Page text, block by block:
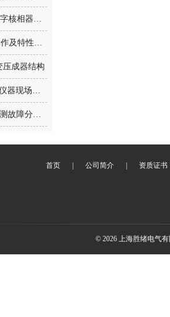
SXHX-2000无线高压数字核相器相关知识
SXGK-IV断路器机械操作及特性试验方法
压成器结构
5KV电缆绝缘电阻测试仪器现场测试方法
使用电缆故障测试仪探测故障分别有哪几个步骤
首页 公司简介 资质证书
© 2026 上海胜绪电气